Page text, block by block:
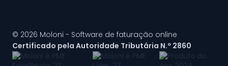
© 2026 Moloni - Software de faturação online
Certificado pela Autoridade Tributária N.º 2860